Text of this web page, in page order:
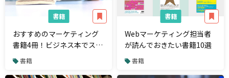
書籍
おすすめのマーケティング
書籍4冊！ビジネス本でスキ
マ時間や休日にスキルアッ
プ
書籍
書籍
Webマーケティング担当者
が読んでおきたい書籍10選
書籍